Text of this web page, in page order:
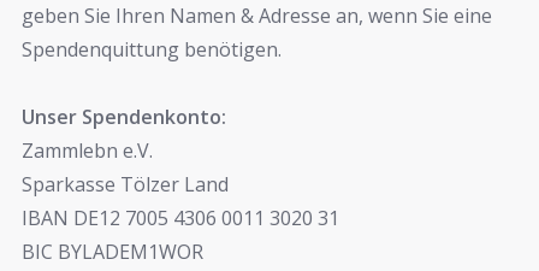
geben Sie Ihren Namen & Adresse an, wenn Sie eine
Spendenquittung benötigen.
Unser Spendenkonto:
Zammlebn e.V.
Sparkasse Tölzer Land
IBAN DE12 7005 4306 0011 3020 31
BIC BYLADEM1WOR